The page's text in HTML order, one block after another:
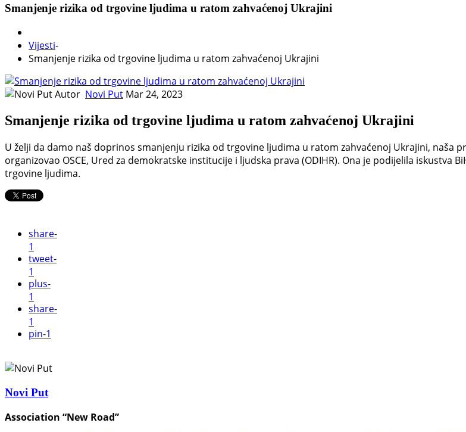
Smanjenje rizika od trgovine ljudima u ratom zahvaćenoj Ukrajini
Vijesti-
Smanjenje rizika od trgovine ljudima u ratom zahvaćenoj Ukrajini
Autor Novi Put Mar 24, 2023
Smanjenje rizika od trgovine ljudima u ratom zahvaćenoj Ukrajini
U želji da damo naš doprinos smanjenju rizika od trgovine ljudima u ratom zahvaćenoj Ukrajini, naša
organizovao OSCE, Ured za demokratske institucije i ljudska prava (ODIHR). Ona je podijelila iskustva
trgovine ljudima.
share-
1
tweet-
1
plus-
1
share-
1
pin-1
Novi Put
Association “New Road”